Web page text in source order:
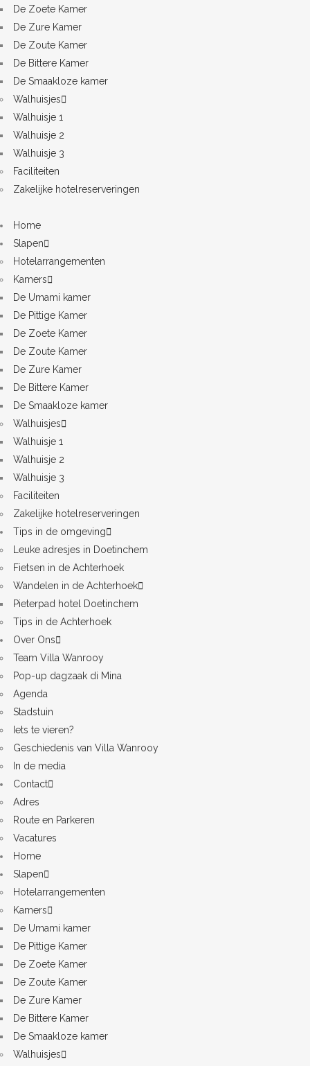
De Zoete Kamer
De Zure Kamer
De Zoute Kamer
De Bittere Kamer
De Smaakloze kamer
Walhuisjes
Walhuisje 1
Walhuisje 2
Walhuisje 3
Faciliteiten
Zakelijke hotelreserveringen
Home
Slapen
Hotelarrangementen
Kamers
De Umami kamer
De Pittige Kamer
De Zoete Kamer
De Zoute Kamer
De Zure Kamer
De Bittere Kamer
De Smaakloze kamer
Walhuisjes
Walhuisje 1
Walhuisje 2
Walhuisje 3
Faciliteiten
Zakelijke hotelreserveringen
Tips in de omgeving
Leuke adresjes in Doetinchem
Fietsen in de Achterhoek
Wandelen in de Achterhoek
Pieterpad hotel Doetinchem
Tips in de Achterhoek
Over Ons
Team Villa Wanrooy
Pop-up dagzaak di Mina
Agenda
Stadstuin
Iets te vieren?
Geschiedenis van Villa Wanrooy
In de media
Contact
Adres
Route en Parkeren
Vacatures
Home
Slapen
Hotelarrangementen
Kamers
De Umami kamer
De Pittige Kamer
De Zoete Kamer
De Zoute Kamer
De Zure Kamer
De Bittere Kamer
De Smaakloze kamer
Walhuisjes